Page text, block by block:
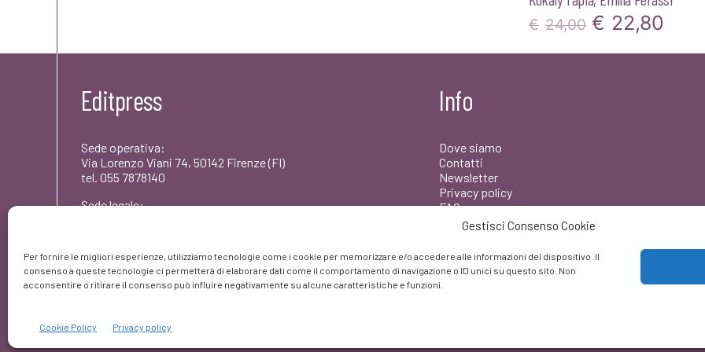
Gestisci Consenso Cookie
Per fornire le migliori esperienze, utilizziamo tecnologie come i cookie per memorizzare e/o accedere alle informazioni del dispositivo. Il
consenso a queste tecnologie ci permetterà di elaborare dati come il comportamento di navigazione o ID unici su questo sito. Non
acconsentire o ritirare il consenso può influire negativamente su alcune caratteristiche e funzioni.
Cookie Policy Privacy policy
€20,00.€19,00.
€ 24,00 Il
prezzo
€ 22,80
Editpress
Sede operativa:
Via Lorenzo Viani 74, 50142 Firenze (FI)
tel. 055 7878140
Sede legale:
Partita IVA: 06261420480
© editpress 2023
Info
Dove siamo
Contatti
Newsletter
Privacy policy
FAQ
Facebook